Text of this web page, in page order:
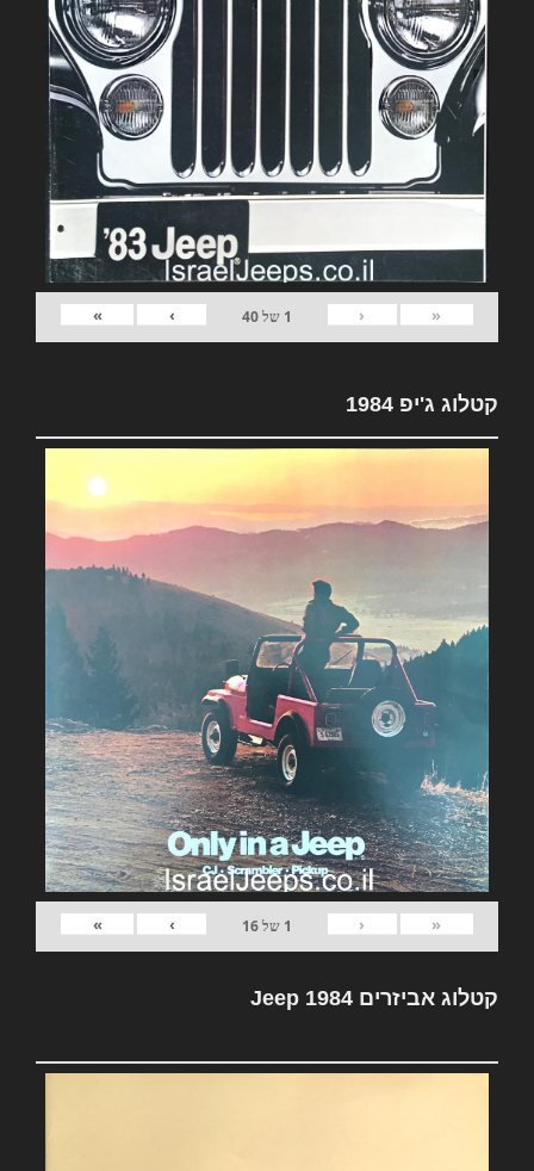
«
‹
1 של40
›
»
קטלוג ג'יפ 1984
«
‹
1 של16
›
»
קטלוג אביזרים Jeep 1984